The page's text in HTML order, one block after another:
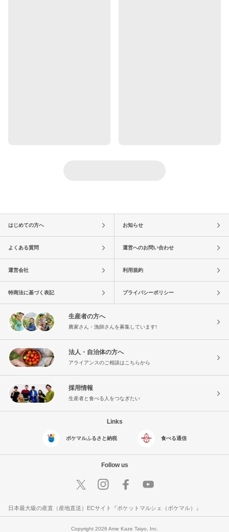
はじめての方へ お知らせ
よくある質問 運営へのお問い合わせ
運営会社 利用規約
特商法に基づく表記 プライバシーポリシー
生産者の方へ
農家さん・漁師さんを募集しています!
法人・自治体の方へ
アライアンスのご相談はこちらから
採用情報
生産者と食べる人をつなぎたい
Links
ポケマルふるさと納税 食べる通信
Follow us
日本最大級の産直（産地直送）ECサイト『ポケットマルシェ（ポケマル）』
Copyright 2026 Ame Kaze Taiyo, Inc.